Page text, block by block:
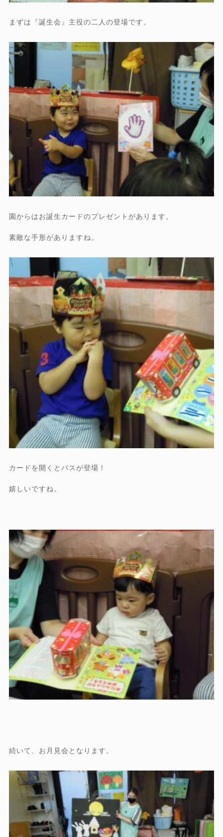
まずは『誕生会』主役の二人の登場です。
園からはお誕生カードのプレゼントがあります。
素敵な手形がありますね。
カードを開くとバスが登場！
嬉しいですね。
続いて、お月見会となります。